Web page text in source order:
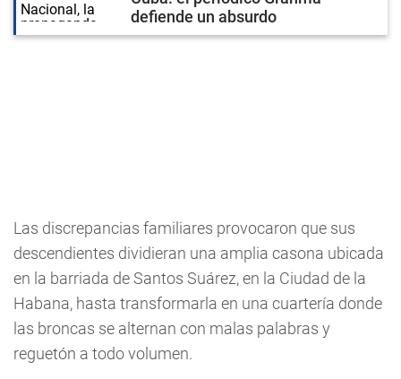
defiende un absurdo
Las discrepancias familiares provocaron que sus
descendientes dividieran una amplia casona ubicada
en la barriada de Santos Suárez, en la Ciudad de la
Habana, hasta transformarla en una cuartería donde
las broncas se alternan con malas palabras y
reguetón a todo volumen.